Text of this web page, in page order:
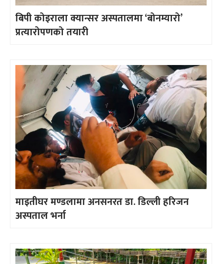
बिपी कोइराला क्यान्सर अस्पतालमा ‘बोनम्यारो’
प्रत्यारोपणको तयारी
माइतीघर मण्डलामा अनसनरत डा. डिल्ली हरिजन
अस्पताल भर्ना